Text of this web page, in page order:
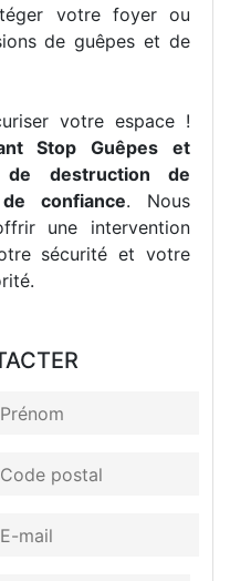
votre foyer ou
de guêpes et de
votre espace !
Stop Guêpes et
de destruction de
confiance. Nous
une intervention
sécurité et votre